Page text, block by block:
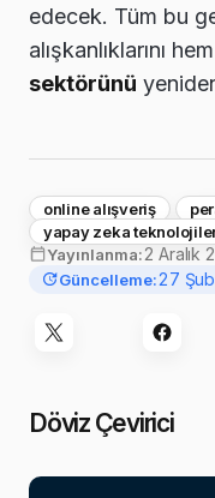
edecek. Tüm bu
alışkanlıklarını
sektörünü
online alışveriş
yapay zeka
Yayınlanma:2 Aralık
Güncelleme:27
Döviz Çevirici